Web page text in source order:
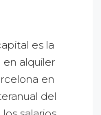
es la
en alquiler
en
del